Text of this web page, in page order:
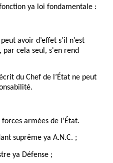
ya loi fondamentale :
avoir d’effet s’il n’est
cela seul, s'en rend
du Chef de l’État ne peut
armées de l’État.
suprême ya A.N.C. ;
ya Défense ;